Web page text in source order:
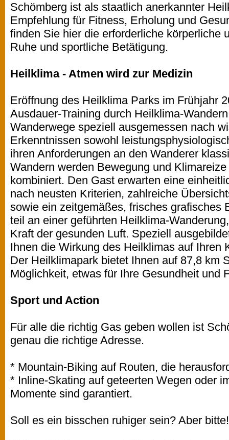
Schömberg ist als staatlich anerkannter
Empfehlung für Fitness, Erholung und
finden Sie hier die erforderliche körperliche
Ruhe und sportliche Betätigung.
Heilklima - Atmen wird zur Medizin
Eröffnung des Heilklima Parks im Frühjahr
Ausdauer-Training durch Heilklima-
Wanderwege speziell ausgemessen nach
Erkenntnissen sowohl
ihren Anforderungen an den Wanderer
Wandern werden Bewegung und
kombiniert. Den Gast erwarten eine
nach neusten Kriterien, zahlreiche
sowie ein zeitgemäßes, frisches grafisches
teil an einer geführten Heilklima-
Kraft der gesunden Luft. Speziell
Ihnen die Wirkung des Heilklimas auf Ihren
Der Heilklimapark bietet Ihnen auf 87,8 km
Möglichkeit, etwas für Ihre Gesundheit und
Sport und Action
Für alle die richtig Gas geben wollen ist
genau die richtige Adresse.
* Mountain-Biking auf Routen, die
* Inline-Skating auf geteerten Wegen oder
Momente sind garantiert.
Soll es ein bisschen ruhiger sein? Aber bitte!